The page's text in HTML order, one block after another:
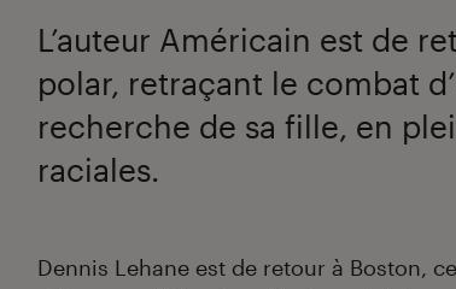
L’auteur Américain est de
polar, retraçant le combat
recherche de sa fille, en
raciales.
Introduction
Dennis Lehane est de retour à Boston,